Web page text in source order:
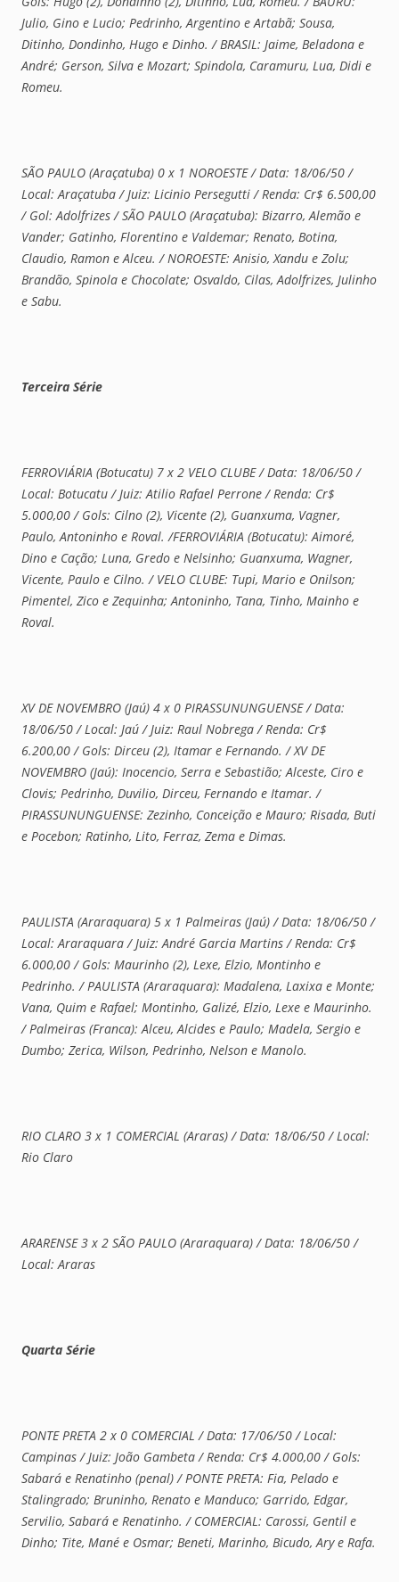
Julio, Gino e Lucio; Pedrinho, Argentino e Artabã; Sousa,
Ditinho, Dondinho, Hugo e Dinho. / BRASIL: Jaime, Beladona e
André; Gerson, Silva e Mozart; Spindola, Caramuru, Lua, Didi e
Romeu.
SÃO PAULO (Araçatuba) 0 x 1 NOROESTE / Data: 18/06/50 /
Local: Araçatuba / Juiz: Licinio Persegutti / Renda: Cr$ 6.500,00
/ Gol: Adolfrizes / SÃO PAULO (Araçatuba): Bizarro, Alemão e
Vander; Gatinho, Florentino e Valdemar; Renato, Botina,
Claudio, Ramon e Alceu. / NOROESTE: Anisio, Xandu e Zolu;
Brandão, Spinola e Chocolate; Osvaldo, Cilas, Adolfrizes, Julinho
e Sabu.
Terceira Série
FERROVIÁRIA (Botucatu) 7 x 2 VELO CLUBE / Data: 18/06/50 /
Local: Botucatu / Juiz: Atilio Rafael Perrone / Renda: Cr$
5.000,00 / Gols: Cilno (2), Vicente (2), Guanxuma, Vagner,
Paulo, Antoninho e Roval. /FERROVIÁRIA (Botucatu): Aimoré,
Dino e Cação; Luna, Gredo e Nelsinho; Guanxuma, Wagner,
Vicente, Paulo e Cilno. / VELO CLUBE: Tupi, Mario e Onilson;
Pimentel, Zico e Zequinha; Antoninho, Tana, Tinho, Mainho e
Roval.
XV DE NOVEMBRO (Jaú) 4 x 0 PIRASSUNUNGUENSE / Data:
18/06/50 / Local: Jaú / Juiz: Raul Nobrega / Renda: Cr$
6.200,00 / Gols: Dirceu (2), Itamar e Fernando. / XV DE
NOVEMBRO (Jaú): Inocencio, Serra e Sebastião; Alceste, Ciro e
Clovis; Pedrinho, Duvilio, Dirceu, Fernando e Itamar. /
PIRASSUNUNGUENSE: Zezinho, Conceição e Mauro; Risada, Buti
e Pocebon; Ratinho, Lito, Ferraz, Zema e Dimas.
PAULISTA (Araraquara) 5 x 1 Palmeiras (Jaú) / Data: 18/06/50 /
Local: Araraquara / Juiz: André Garcia Martins / Renda: Cr$
6.000,00 / Gols: Maurinho (2), Lexe, Elzio, Montinho e
Pedrinho. / PAULISTA (Araraquara): Madalena, Laxixa e Monte;
Vana, Quim e Rafael; Montinho, Galizé, Elzio, Lexe e Maurinho.
/ Palmeiras (Franca): Alceu, Alcides e Paulo; Madela, Sergio e
Dumbo; Zerica, Wilson, Pedrinho, Nelson e Manolo.
RIO CLARO 3 x 1 COMERCIAL (Araras) / Data: 18/06/50 / Local:
Rio Claro
ARARENSE 3 x 2 SÃO PAULO (Araraquara) / Data: 18/06/50 /
Local: Araras
Quarta Série
PONTE PRETA 2 x 0 COMERCIAL / Data: 17/06/50 / Local:
Campinas / Juiz: João Gambeta / Renda: Cr$ 4.000,00 / Gols:
Sabará e Renatinho (penal) / PONTE PRETA: Fia, Pelado e
Stalingrado; Bruninho, Renato e Manduco; Garrido, Edgar,
Servilio, Sabará e Renatinho. / COMERCIAL: Carossi, Gentil e
Dinho; Tite, Mané e Osmar; Beneti, Marinho, Bicudo, Ary e Rafa.